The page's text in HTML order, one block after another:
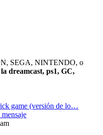
SEGA, NINTENDO, o
dreamcast, ps1, GC,
game (versión de lo…